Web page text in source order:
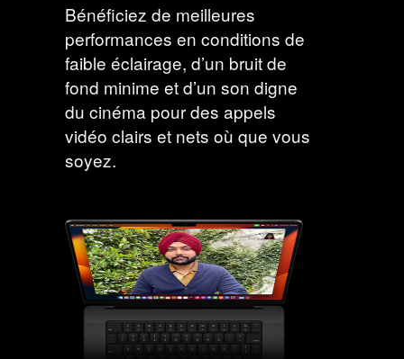
Bénéficiez de meilleures
performances en conditions de
faible éclairage, d’un bruit de
fond minime et d’un son digne
du cinéma pour des appels
vidéo clairs et nets où que vous
soyez.